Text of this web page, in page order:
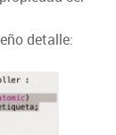
detalle: